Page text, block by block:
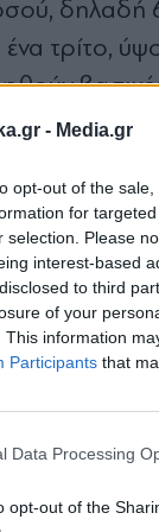
- Media.gr
opt-out of the
for
selection. Please
interest-based
to third
of your
This information
Participants that
Data Processing
opt-out of the
δηλαδή
τρίτο,
του